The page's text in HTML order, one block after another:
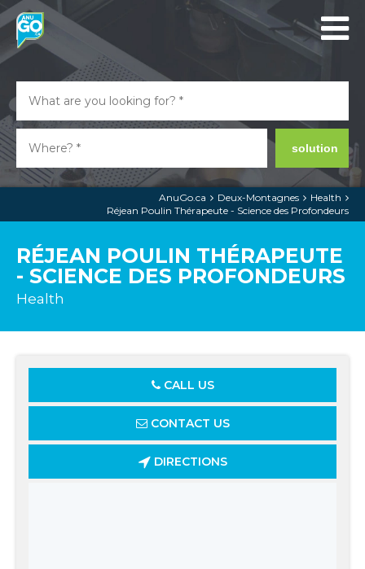
solution
AnuGo.ca Deux-Montagnes
Health
Réjean Poulin Thérapeute - Science des Profondeurs
RÉJEAN POULIN THÉRAPEUTE
- SCIENCE DES PROFONDEURS
Health
CALL US
CONTACT US
DIRECTIONS